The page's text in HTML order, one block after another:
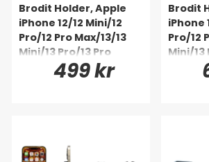
Brodit Holder, Apple
iPhone 12/12 Mini/12
Pro/12 Pro Max/13/13
Mini/13 Pro/13 Pro
Max/14/14 Plus m. fl.
499 kr
Brodit
iPhone
Pro/12
Mini/13
Max/